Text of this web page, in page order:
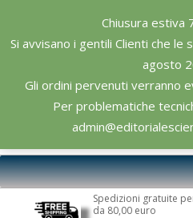
Chiusura estiva
Si avvisano i gentili Clienti che le
agosto
Gli ordini pervenuti verranno
Per problematiche
content
Editoriale
Scientifica
Primary
Navigation
Spedizioni gratuite
da 80,00 euro